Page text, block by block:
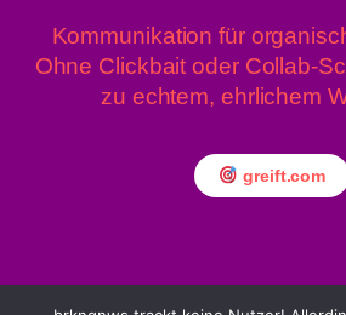
»
»
Kommunikation für
Ohne Clickbait oder Collab-
zu echtem, ehrlichem
greift.com